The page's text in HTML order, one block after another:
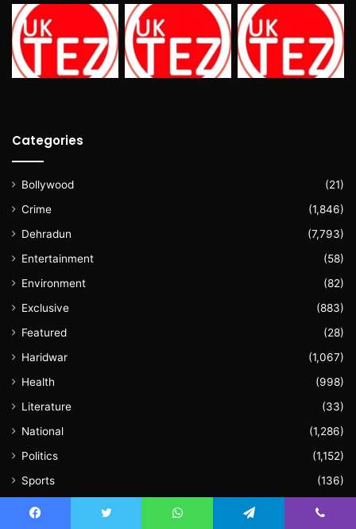
Categories
Bollywood
(21)
Crime
(1,846)
Dehradun
(7,793)
Entertainment
(58)
Environment
(82)
Exclusive
(883)
Featured
(28)
Haridwar
(1,067)
Health
(998)
Literature
(33)
National
(1,286)
Politics
(1,152)
Sports
(136)
Uncategorized